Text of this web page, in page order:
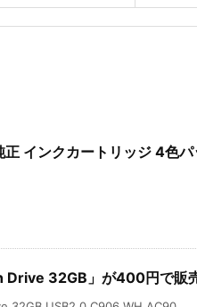
正 インクカートリッジ 4色
Drive 32GB」が400円で販